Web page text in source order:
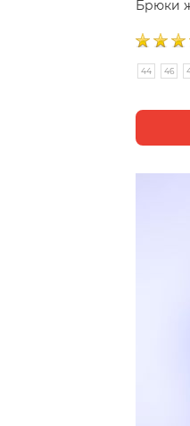
Брюки
44 46